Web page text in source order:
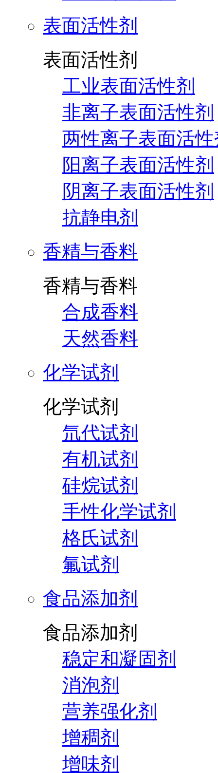
表面活性剂
表面活性剂
工业表面活性剂
非离子表面活性剂
两性离子表面活
阳离子表面活性剂
阴离子表面活性剂
抗静电剂
香精与香料
香精与香料
合成香料
天然香料
化学试剂
化学试剂
氘代试剂
有机试剂
硅烷试剂
手性化学试剂
格氏试剂
氟试剂
食品添加剂
食品添加剂
稳定和凝固剂
消泡剂
营养强化剂
增稠剂
增味剂